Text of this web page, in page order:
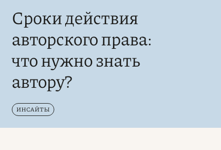
Сроки действия
авторского права:
что нужно знать
автору?
ИНСАЙТЫ